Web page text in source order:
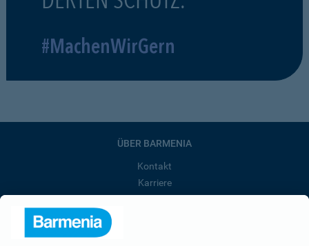
#MachenWirGern
ÜBER BARMENIA
Kontakt
Karriere